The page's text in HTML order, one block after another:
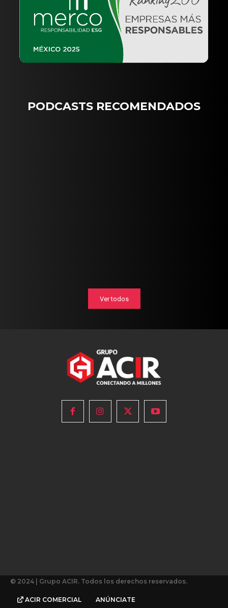
PODCASTS RECOMENDADOS
Ver todos
© 2024 | Grupo ACIR. Todos los derechos reservados.
ACIR COMERCIAL ANÚNCIATE